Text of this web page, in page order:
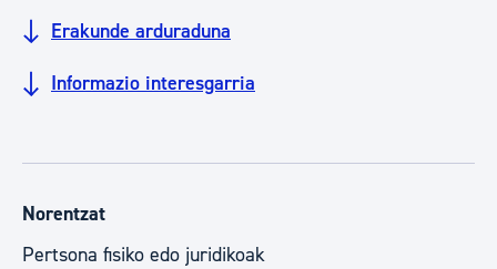
Erakunde arduraduna
Informazio interesgarria
Norentzat
Pertsona fisiko edo juridikoak